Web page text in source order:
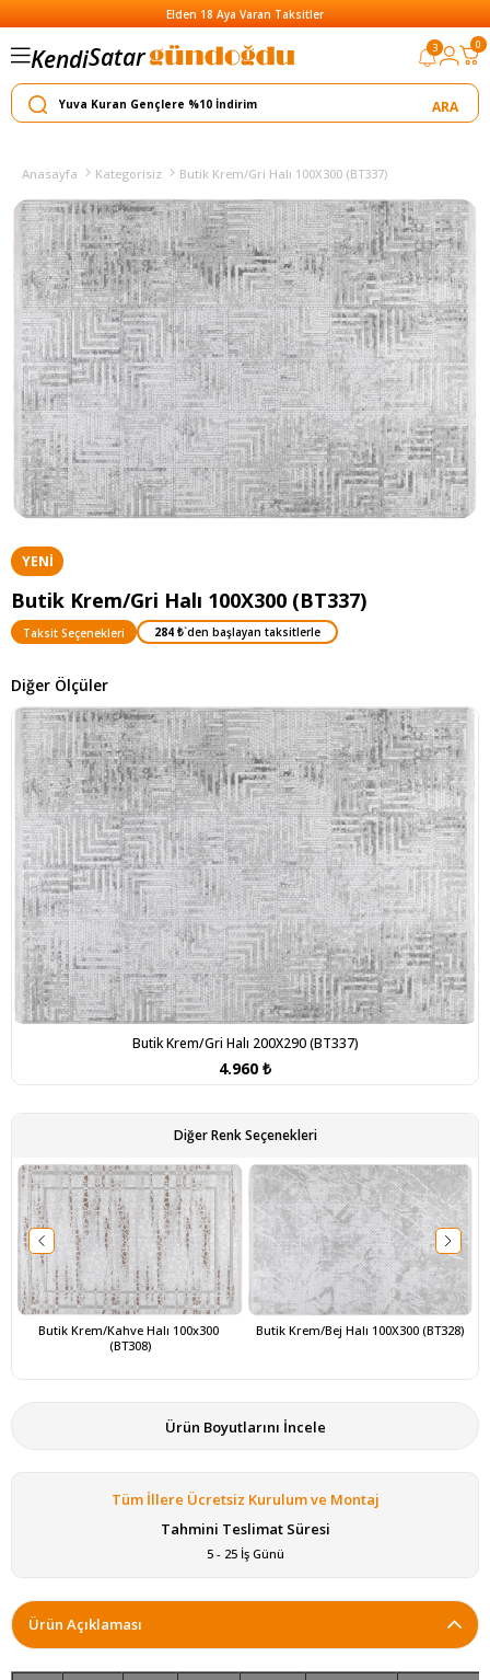
Elden 18 Aya Varan Taksitler
Kendi
Satar
Yapar
3 0
Anasayfa Kategorisiz Butik Krem/Gri Halı 100X300 (BT337)
YENI
ÜRÜN
Butik Krem/Gri Halı 100X300 (BT337)
Taksit Seçenekleri 284 ₺`den başlayan taksitlerle
Diğer Ölçüler
Butik Krem/Gri Halı 200X290 (BT337)
4.960 ₺
Diğer Renk Seçenekleri
Butik Krem/Kahve Halı 100x300
(BT308)
Butik Krem/Bej Halı 100X300 (BT328)
Ürün Boyutlarını İncele
Tüm İllere Ücretsiz Kurulum ve Montaj
Tahmini Teslimat Süresi
5 - 25 İş Günü
Ürün Açıklaması